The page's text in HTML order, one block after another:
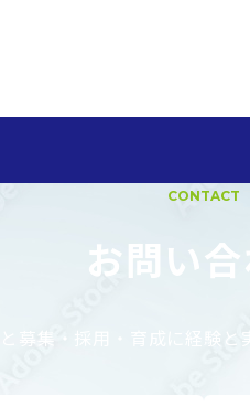
CONTACT
お問い
と募集・採用・育成に経験